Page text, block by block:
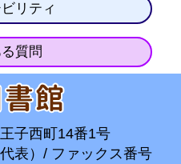
リティ
質問
子西町14番1号
表）/ ファックス番号